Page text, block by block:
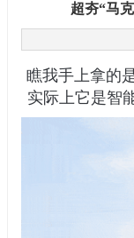
超夯“马
瞧我手上拿的
实际上它是智